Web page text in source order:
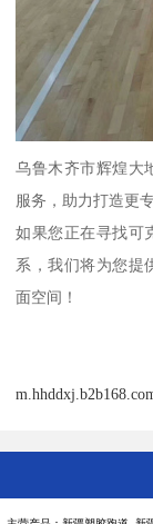
乌鲁木齐市辉煌大
服务，助力打造更
如果您正在寻找可
系，我们将为您提
面空间！